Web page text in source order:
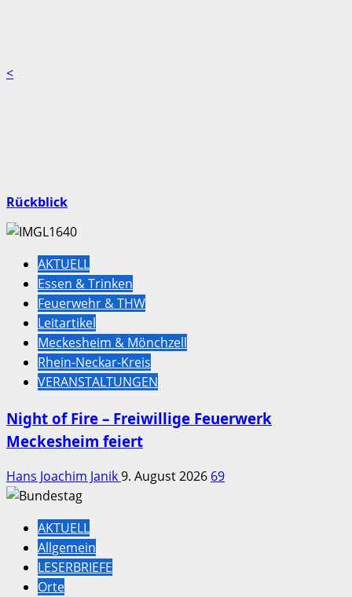
<
Rückblick
AKTUELL
Essen & Trinken
Feuerwehr & THW
Leitartikel
Meckesheim & Mönchzell
Rhein-Neckar-Kreis
VERANSTALTUNGEN
Night of Fire – Freiwillige Feuerwerk
Meckesheim feiert
Hans Joachim Janik9. August 2026 69
AKTUELL
Allgemein
LESERBRIEFE
Orte